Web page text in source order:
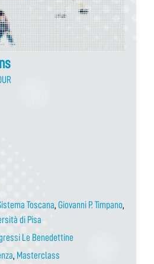
Toscana, Giovanni P. Timpano,
di Pisa
Le Benedettine
, Masterclass